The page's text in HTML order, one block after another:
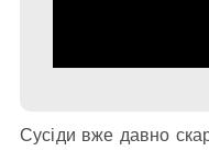
Сусіди вже давно